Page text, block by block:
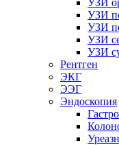
УЗИ
УЗИ
УЗИ
УЗИ
УЗИ
Рентген
ЭКГ
ЭЭГ
Эндоскопия